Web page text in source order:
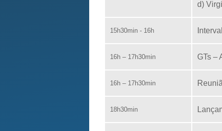
d)
15h30min - 16h
16h – 17h30min GTs –
16h – 17h30min
18h30min